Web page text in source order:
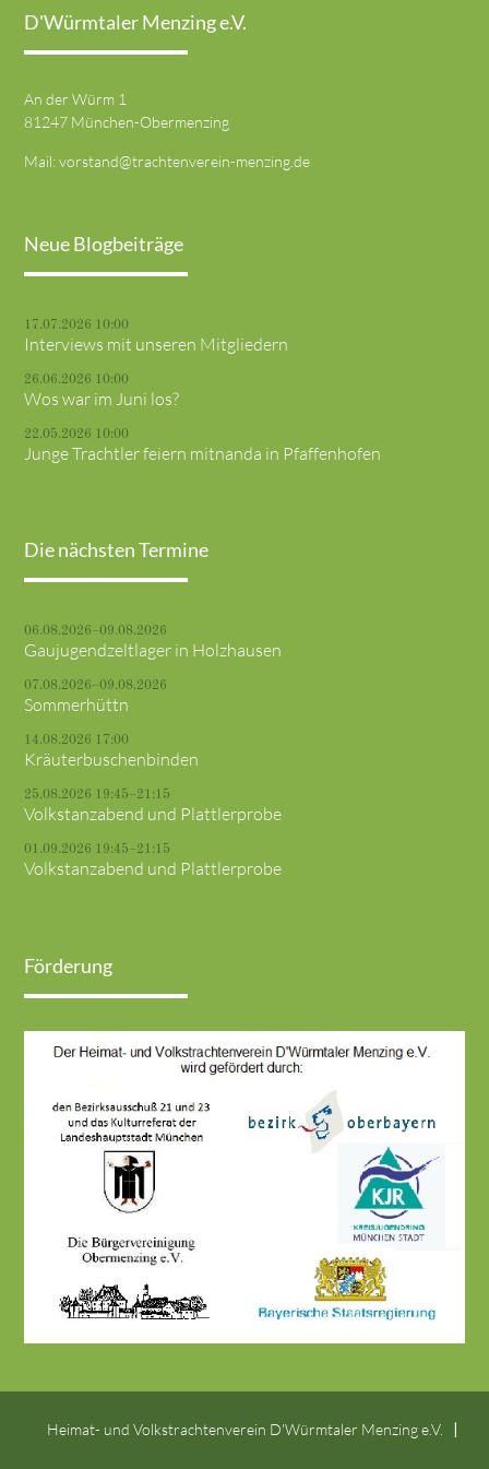
D'Würmtaler Menzing e.V.
An der Würm 1
81247 München-Obermenzing
Mail:vorstand@trachtenverein-menzing.de
Neue Blogbeiträge
17.07.2026 10:00
Interviews mit unseren Mitgliedern
26.06.2026 10:00
Wos war im Juni los?
22.05.2026 10:00
Junge Trachtler feiern mitnanda in Pfaffenhofen
Die nächsten Termine
06.08.2026–09.08.2026
Gaujugendzeltlager in Holzhausen
07.08.2026–09.08.2026
Sommerhüttn
14.08.2026 17:00
Kräuterbuschenbinden
25.08.2026 19:45–21:15
Volkstanzabend und Plattlerprobe
01.09.2026 19:45–21:15
Volkstanzabend und Plattlerprobe
Förderung
Heimat- und Volkstrachtenverein D'Würmtaler Menzing e.V.